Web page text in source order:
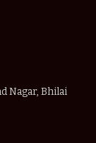
Nagar, Bhilai